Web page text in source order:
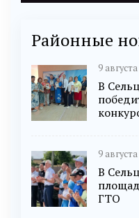
Районные
9
В
9
В
ГТО